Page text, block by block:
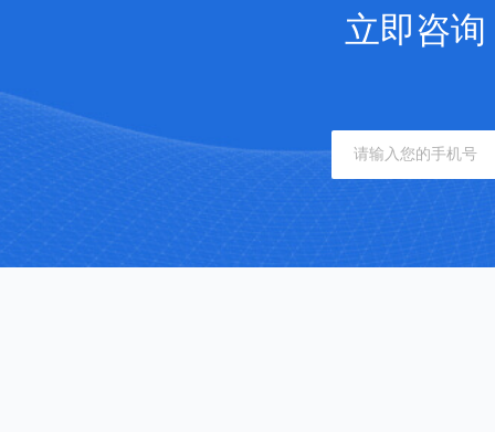
立即咨